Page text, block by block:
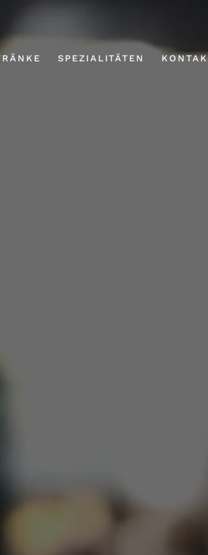
SPEZIALITÄTEN